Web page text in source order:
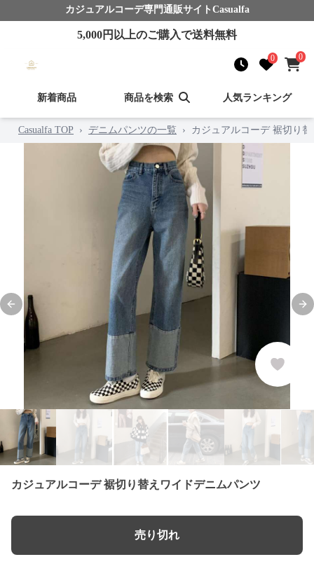
カジュアルコーデ専門通販サイト Casualfa
5,000円以上のご購入で送料無料
0 0
新着商品 商品を検索 人気ランキング
Casualfa TOP › デニムパンツの一覧 › カジュアルコーデ 裾切り
Previous slide
カジュアルコーデ 裾切り替えワイドデニムパンツ
売り切れ